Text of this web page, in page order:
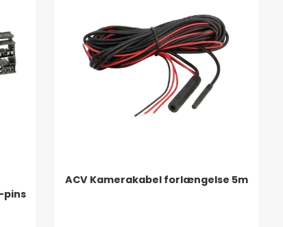
pins
ACV Kamerakabel forlængelse 5m